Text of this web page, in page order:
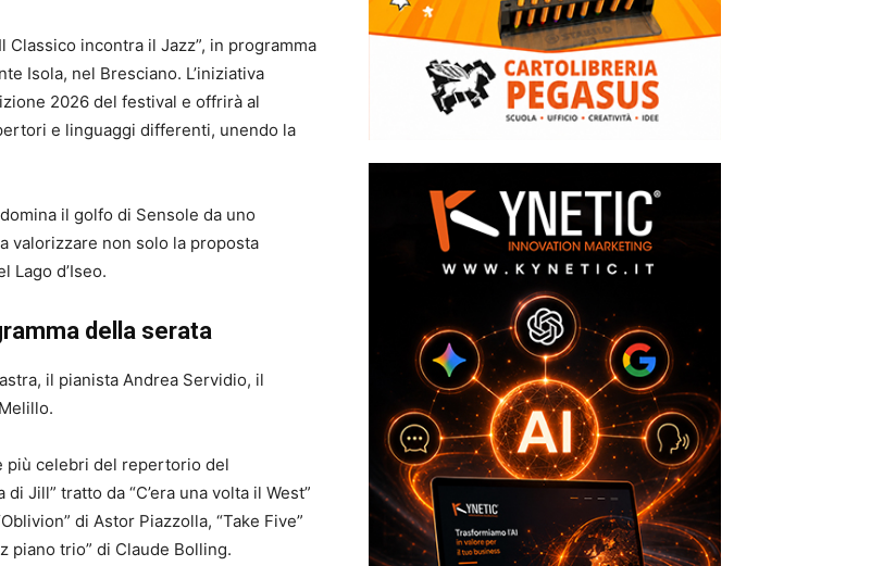
incontra il Jazz”, in programma
Isola, nel Bresciano. L’iniziativa
2026 del festival e offrirà al
e linguaggi differenti, unendo la
il golfo di Sensole da uno
valorizzare non solo la proposta
Lago d’Iseo.
della serata
il pianista Andrea Servidio, il
più celebri del repertorio del
Jill” tratto da “C’era una volta il West”
di Astor Piazzolla, “Take Five”
piano trio” di Claude Bolling.